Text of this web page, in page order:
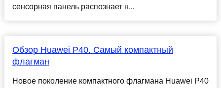
сенсорная панель распознает н...
Обзор Huawei P40. Самый компактный
флагман
Новое поколение компактного флагмана Huawei P40